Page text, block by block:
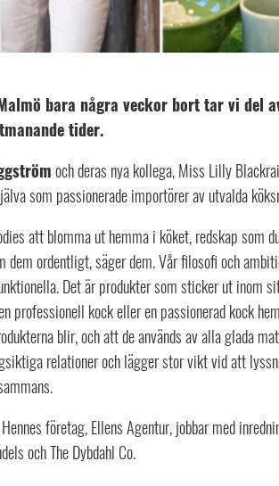
bara några veckor bort tar vi del
tider.
och deras nya kollega, Miss Lilly
som passionerade importörer av utvalda
att blomma ut hemma i köket, redskap som
dem ordentligt, säger dem. Vår filosofi och
Det är produkter som sticker ut inom
professionell kock eller en passionerad kock
blir, och att de används av alla glada
relationer och lägger stor vikt vid att
företag, Ellens Agentur, jobbar med
och The Dybdahl Co.